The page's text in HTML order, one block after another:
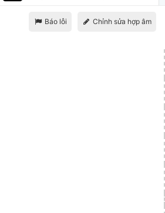
Báo lỗi Chỉnh sửa hợp âm